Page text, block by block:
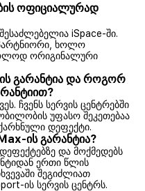
ოფიციალურად
iSpace-ში.
ხოლო
ორიგინალური
გარანტია და როგორ
ჩვენს სერვის ცენტრებში
უფასო შეკეთებაა
დეფექტი.
ის გარანტია?
და მოქმედებს
ერთი წლის
შეგიძლიათ
ის სერვის ცენტრს.